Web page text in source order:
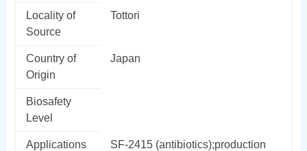
Locality of
Source
Tottori
Country of
Origin
Japan
Biosafety
Level
Applications SF-2415 (antibiotics);production